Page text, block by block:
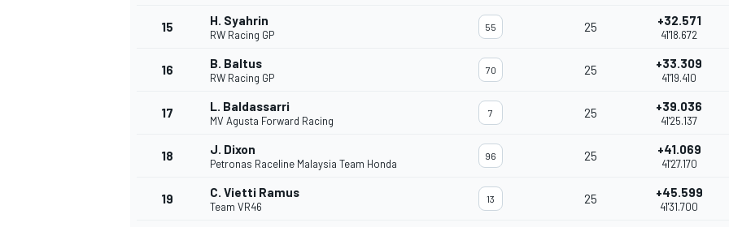
15 H. Syahrin
RW Racing GP
55 25 +32.571
41'18.672
16 B. Baltus
RW Racing GP
70 25 +33.309
41'19.410
17 L. Baldassarri
MV Agusta Forward Racing
7 25 +39.036
41'25.137
18 J. Dixon
Petronas Raceline Malaysia Team Honda
96 25 +41.069
41'27.170
19 C. Vietti Ramus
Team VR46
13 25 +45.599
41'31.700